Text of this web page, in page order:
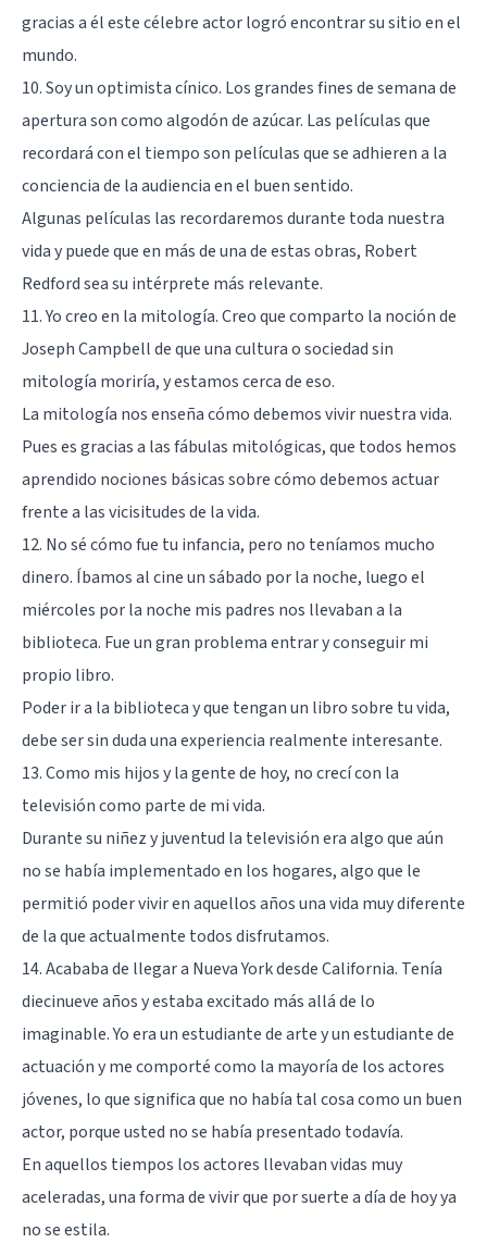
gracias a él este célebre actor logró encontrar su sitio en el
mundo.
10. Soy un optimista cínico. Los grandes fines de semana de
apertura son como algodón de azúcar. Las películas que
recordará con el tiempo son películas que se adhieren a la
conciencia de la audiencia en el buen sentido.
Algunas películas las recordaremos durante toda nuestra
vida y puede que en más de una de estas obras, Robert
Redford sea su intérprete más relevante.
11. Yo creo en la mitología. Creo que comparto la noción de
Joseph Campbell de que una cultura o sociedad sin
mitología moriría, y estamos cerca de eso.
La mitología nos enseña cómo debemos vivir nuestra vida.
Pues es gracias a las fábulas mitológicas, que todos hemos
aprendido nociones básicas sobre cómo debemos actuar
frente a las vicisitudes de la vida.
12. No sé cómo fue tu infancia, pero no teníamos mucho
dinero. Íbamos al cine un sábado por la noche, luego el
miércoles por la noche mis padres nos llevaban a la
biblioteca. Fue un gran problema entrar y conseguir mi
propio libro.
Poder ir a la biblioteca y que tengan un libro sobre tu vida,
debe ser sin duda una experiencia realmente interesante.
13. Como mis hijos y la gente de hoy, no crecí con la
televisión como parte de mi vida.
Durante su niñez y juventud la televisión era algo que aún
no se había implementado en los hogares, algo que le
permitió poder vivir en aquellos años una vida muy diferente
de la que actualmente todos disfrutamos.
14. Acababa de llegar a Nueva York desde California. Tenía
diecinueve años y estaba excitado más allá de lo
imaginable. Yo era un estudiante de arte y un estudiante de
actuación y me comporté como la mayoría de los actores
jóvenes, lo que significa que no había tal cosa como un buen
actor, porque usted no se había presentado todavía.
En aquellos tiempos los actores llevaban vidas muy
aceleradas, una forma de vivir que por suerte a día de hoy ya
no se estila.